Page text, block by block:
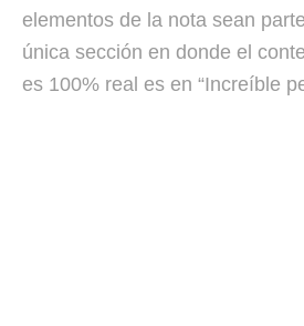
elementos de la nota sean
única sección en donde el
es 100% real es en “Increíble